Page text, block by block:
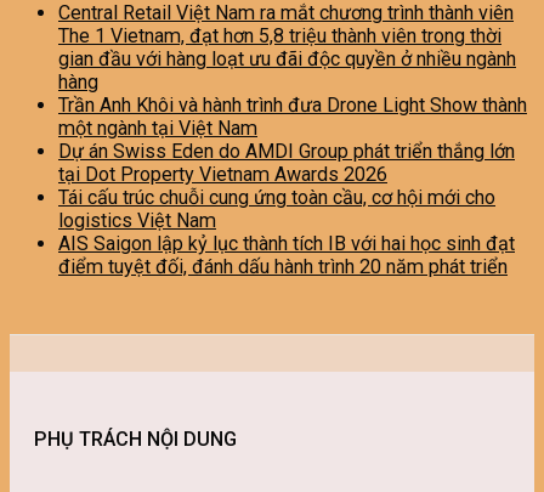
Central Retail Việt Nam ra mắt chương trình thành viên
The 1 Vietnam, đạt hơn 5,8 triệu thành viên trong thời
gian đầu với hàng loạt ưu đãi độc quyền ở nhiều ngành
hàng
Trần Anh Khôi và hành trình đưa Drone Light Show thành
một ngành tại Việt Nam
Dự án Swiss Eden do AMDI Group phát triển thắng lớn
tại Dot Property Vietnam Awards 2026
Tái cấu trúc chuỗi cung ứng toàn cầu, cơ hội mới cho
logistics Việt Nam
AIS Saigon lập kỷ lục thành tích IB với hai học sinh đạt
điểm tuyệt đối, đánh dấu hành trình 20 năm phát triển
PHỤ TRÁCH NỘI DUNG